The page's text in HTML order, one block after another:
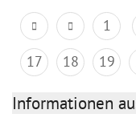
1
17
18 19
Informationen